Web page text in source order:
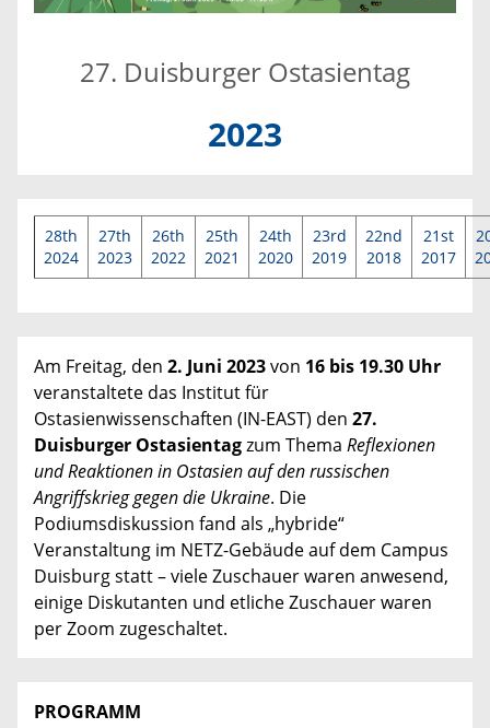
27. Duisburger Ostasientag
2023
28th
2024
27th
2023
26th
2022
25th
2021
24th
2020
23rd
2019
22nd
2018
21st
2017
Am Freitag, den 2. Juni 2023von 16 bis 19.30 Uhr
veranstaltete das Institut für
Ostasienwissenschaften (IN-EAST) den 27.
Duisburger Ostasientagzum Thema Reflexionen
und Reaktionen in Ostasien auf den russischen
Angriffskrieg gegen die Ukraine. Die
Podiumsdiskussion fand als „hybride“
Veranstaltung im NETZ-Gebäude auf dem Campus
Duisburg statt – viele Zuschauer waren anwesend,
einige Diskutanten und etliche Zuschauer waren
per Zoom zugeschaltet.
PROGRAMM